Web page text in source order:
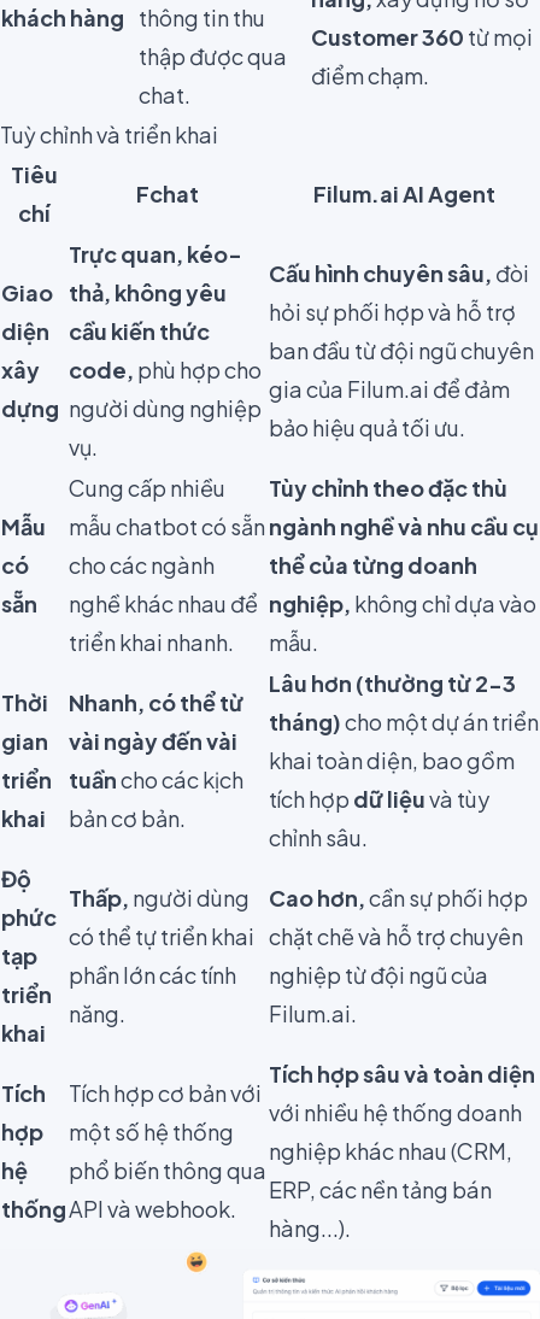
khách hàng
thông tin thu
thập được qua
chat.
Customer 360 từ mọi
điểm chạm.
Tuỳ chỉnh và triển khai
Tiêu
chí
Fchat Filum.ai AI Agent
Giao
diện
xây
dựng
Trực quan, kéo-
thả, không yêu
cầu kiến thức
code, phù hợp cho
người dùng nghiệp
vụ.
Cấu hình chuyên sâu, đòi
hỏi sự phối hợp và hỗ trợ
ban đầu từ đội ngũ chuyên
gia của Filum.ai để đảm
bảo hiệu quả tối ưu.
Mẫu
có
sẵn
Cung cấp nhiều
mẫu chatbot có sẵn
cho các ngành
nghề khác nhau để
triển khai nhanh.
Tùy chỉnh theo đặc thù
ngành nghề và nhu cầu cụ
thể của từng doanh
nghiệp, không chỉ dựa vào
mẫu.
Thời
gian
triển
khai
Nhanh, có thể từ
vài ngày đến vài
tuầncho các kịch
bản cơ bản.
Lâu hơn (thường từ 2-3
tháng)cho một dự án triển
khai toàn diện, bao gồm
tích hợp dữ liệuvà tùy
chỉnh sâu.
Độ
phức
tạp
triển
khai
Thấp, người dùng
có thể tự triển khai
phần lớn các tính
năng.
Cao hơn, cần sự phối hợp
chặt chẽ và hỗ trợ chuyên
nghiệp từ đội ngũ của
Filum.ai.
Tích
hợp
hệ
thống
Tích hợp cơ bản với
một số hệ thống
phổ biến thông qua
API và webhook.
Tích hợp sâu và toàn diện
với nhiều hệ thống doanh
nghiệp khác nhau (CRM,
ERP, các nền tảng bán
hàng...).